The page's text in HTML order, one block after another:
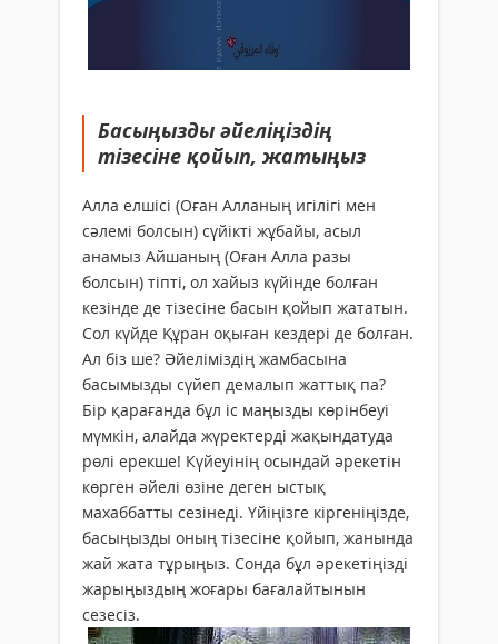
Басыңызды әйеліңіздің
тізесіне қойып, жатыңыз
Алла елшісі (Оған Алланың игілігі мен
сәлемі болсын) сүйікті жұбайы, асыл
анамыз Айшаның (Оған Алла разы
болсын) тіпті, ол хайыз күйінде болған
кезінде де тізесіне басын қойып жататын.
Сол күйде Құран оқыған кездері де болған.
Ал біз ше? Әйеліміздің жамбасына
басымызды сүйеп демалып жаттық па?
Бір қарағанда бұл іс маңызды көрінбеуі
мүмкін, алайда жүректерді жақындатуда
рөлі ерекше! Күйеуінің осындай әрекетін
көрген әйелі өзіне деген ыстық
махаббатты сезінеді. Үйіңізге кіргеніңізде,
басыңызды оның тізесіне қойып, жанында
жай жата тұрыңыз. Сонда бұл әрекетіңізді
жарыңыздың жоғары бағалайтынын
сезесіз.